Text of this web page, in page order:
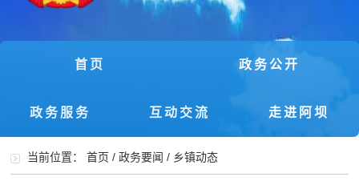
首页 政务公开
政务服务 互动交流 走进阿坝
当前位置：首页 /政务要闻 / 乡镇动态